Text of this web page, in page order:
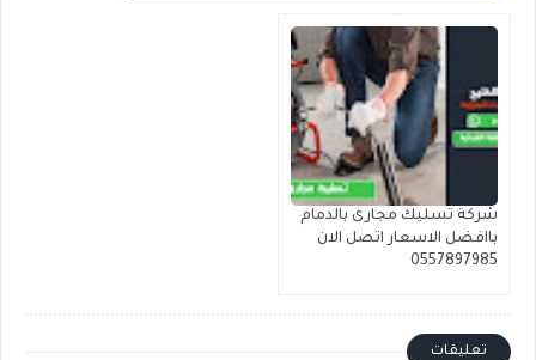
شركة تسليك مجارى بالدمام
باافضل الاسعار اتصل الان
0557897985
تعليقات